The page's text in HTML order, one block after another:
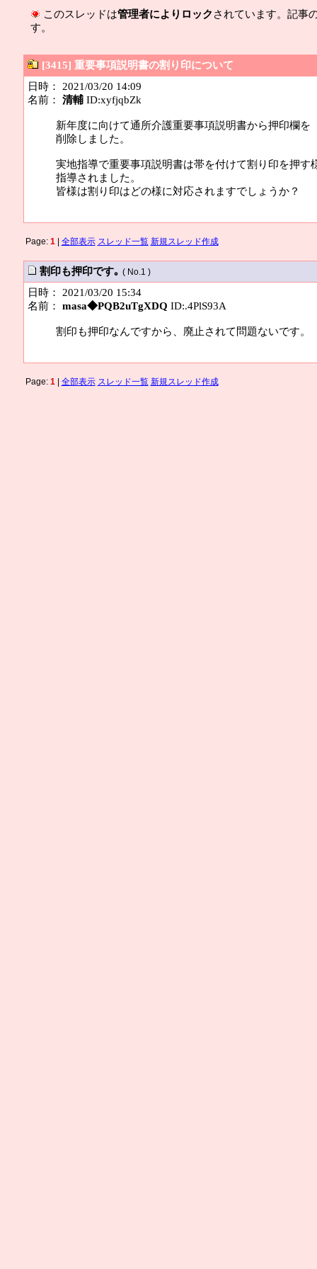
このスレッドは管理者によりロック されています。記事
す。
[3415] 重要事項説明書の割り印について
日時： 2021/03/20 14:09
名前： 清輔ID:xyfjqbZk
新年度に向けて通所介護重要事項説明書から押印欄を
削除しました。
実地指導で重要事項説明書は帯を付けて割り印を押す
指導されました。
皆様は割り印はどの様に対応されますでしょうか？
Page: 1| 全部表示 スレッド一覧 新規スレッド作成
割印も押印です｡ ( No.1 )
日時： 2021/03/20 15:34
名前： masa◆PQB2uTgXDQ ID:.4PlS93A
割印も押印なんですから、廃止されて問題ないです。
Page: 1| 全部表示 スレッド一覧 新規スレッド作成